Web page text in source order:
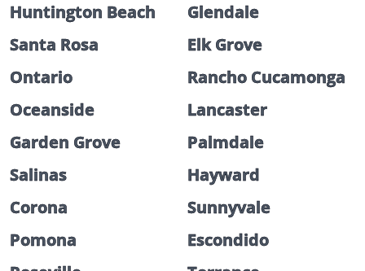
Huntington Beach
Glendale
Santa Rosa
Elk Grove
Ontario
Rancho Cucamonga
Oceanside
Lancaster
Garden Grove
Palmdale
Salinas
Hayward
Corona
Sunnyvale
Pomona
Escondido